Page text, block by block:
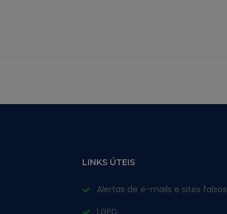
LINKS ÚTEIS
Alertas de e-mails e sites falsos
LGPD